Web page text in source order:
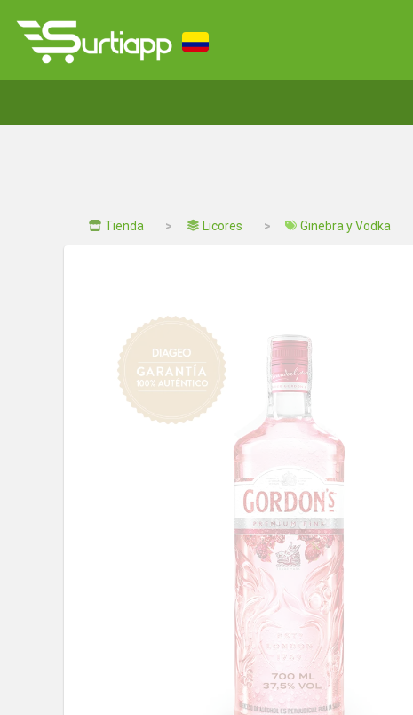
Tienda Licores Ginebra y Vodka